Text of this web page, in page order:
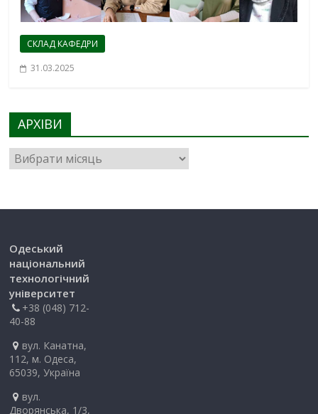
СКЛАД КАФЕДРИ
31.03.2025
АРХІВИ
Одеський
національний
технологічний
університет
+38 (048) 712-
40-88
вул. Канатна,
112, м. Одеса,
65039, Україна
вул.
Дворянська, 1/3,